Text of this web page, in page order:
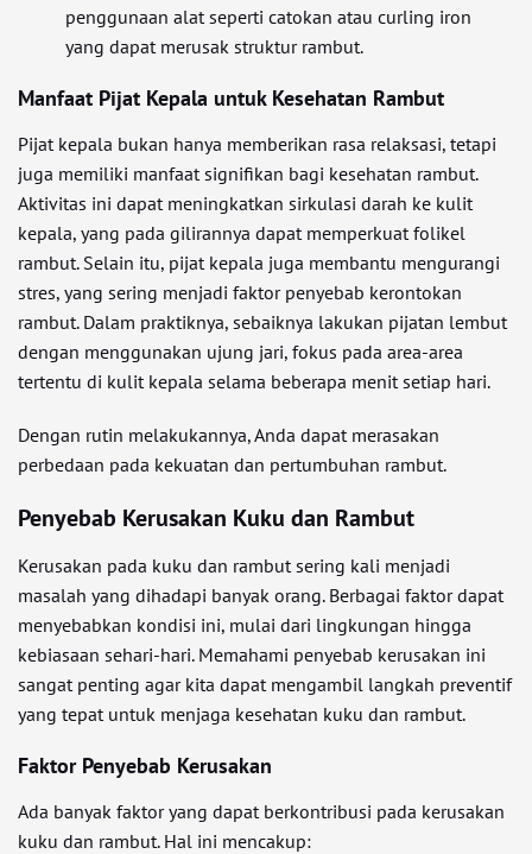
penggunaan alat seperti catokan atau curling iron
yang dapat merusak struktur rambut.
Manfaat Pijat Kepala untuk Kesehatan Rambut
Pijat kepala bukan hanya memberikan rasa relaksasi, tetapi
juga memiliki manfaat signifikan bagi kesehatan rambut.
Aktivitas ini dapat meningkatkan sirkulasi darah ke kulit
kepala, yang pada gilirannya dapat memperkuat folikel
rambut. Selain itu, pijat kepala juga membantu mengurangi
stres, yang sering menjadi faktor penyebab kerontokan
rambut. Dalam praktiknya, sebaiknya lakukan pijatan lembut
dengan menggunakan ujung jari, fokus pada area-area
tertentu di kulit kepala selama beberapa menit setiap hari.
Dengan rutin melakukannya, Anda dapat merasakan
perbedaan pada kekuatan dan pertumbuhan rambut.
Penyebab Kerusakan Kuku dan Rambut
Kerusakan pada kuku dan rambut sering kali menjadi
masalah yang dihadapi banyak orang. Berbagai faktor dapat
menyebabkan kondisi ini, mulai dari lingkungan hingga
kebiasaan sehari-hari. Memahami penyebab kerusakan ini
sangat penting agar kita dapat mengambil langkah preventif
yang tepat untuk menjaga kesehatan kuku dan rambut.
Faktor Penyebab Kerusakan
Ada banyak faktor yang dapat berkontribusi pada kerusakan
kuku dan rambut. Hal ini mencakup: